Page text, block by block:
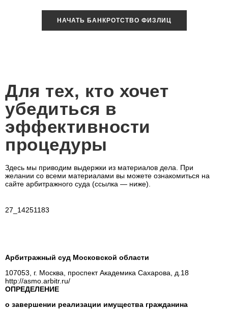
НАЧАТЬ БАНКРОТСТВО ФИЗЛИЦ
Для тех, кто хочет
убедиться в
эффективности
процедуры
Здесь мы приводим выдержки из материалов дела. При
желании со всеми материалами вы можете ознакомиться на
сайте арбитражного суда (ссылка — ниже).
27_14251183
Арбитражный суд Московской области
107053, г. Москва, проспект Академика Сахарова, д.18
http://asmo.arbitr.ru/
ОПРЕДЕЛЕНИЕ
о завершении реализации имущества гражданина